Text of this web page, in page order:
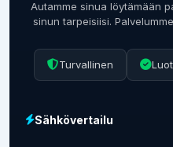
Autamme sinua löytämään
sinun tarpeisiisi.
Turvallinen
Sähkövertailu